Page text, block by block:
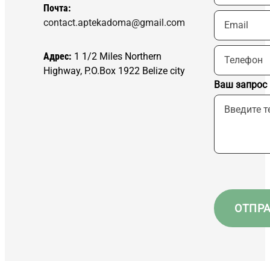
Почта:
contact.aptekadoma@gmail.com
Адрес: 1 1/2 Miles Northern
Highway, P.O.Box 1922 Belize city
Ваш запрос